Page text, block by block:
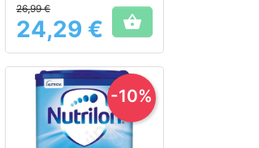
digestion facilitée et un
soutien du système
immunitaire.
Prix
26,99 €
24,29 € 
-10%